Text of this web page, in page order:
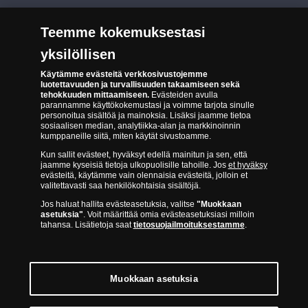
Evästeet Suomen Monetan verkkokaupassa
Tuotteiden toimittaminen
Palautusoikeus
Tee peruutusilmoitus
Saavutettavuusseloste
TURVALLISTA ASIOINTIA
Turvallinen kumppani
Aitous- ja laatutakuu
14 päivän palautusoikeus
Suomen Moneta toimii virallisena jakelijana useimmille maailman
johtaville rahapajoille ja keskuspankeille, kuten Norjan rahapaja,
Britannian kuninkaallinen rahapaja, Ranskan rahapaja, Kanadan
kuninkaallinen rahapaja, Espanjan kuninkaallinen rahapaja ja monet
Teemme kokemuksestasi
yksilöllisen
Käytämme evästeitä verkkosivustojemme
luotettavuuden ja turvallisuuden takaamiseen sekä
tehokkuuden mittaamiseen.Evästeiden avulla
parannamme käyttökokemustasi ja voimme tarjota sinulle
personoitua sisältöä ja mainoksia. Lisäksi jaamme tietoa
sosiaalisen median, analytiikka-alan ja markkinoinnin
kumppaneille siitä, miten käytät sivustoamme.
Kun sallit evästeet, hyväksyt edellä mainitun ja sen, että
jaamme kyseisiä tietoja ulkopuolisille tahoille. Jos et hyväksy
evästeitä, käytämme vain olennaisia evästeitä, jolloin et
valitettavasti saa henkilökohtaisia sisältöjä.
Jos haluat hallita evästeasetuksia, valitse "Muokkaan
asetuksia". Voit määrittää omia evästeasetuksiasi milloin
tahansa. Lisätietoja saattietosuojailmoituksestamme.
Muokkaan asetuksia